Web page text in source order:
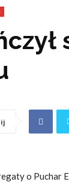
o Puchar